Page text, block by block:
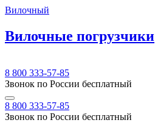
Вилочный
Вилочные погрузчики
8 800 333-57-85
Звонок по России бесплатный
8 800 333-57-85
Звонок по России бесплатный